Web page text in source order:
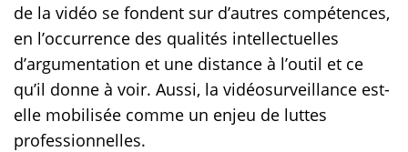
de la vidéo se fondent sur d’autres compétences,
en l’occurrence des qualités intellectuelles
d’argumentation et une distance à l’outil et ce
qu’il donne à voir. Aussi, la vidéosurveillance est-
elle mobilisée comme un enjeu de luttes
professionnelles.